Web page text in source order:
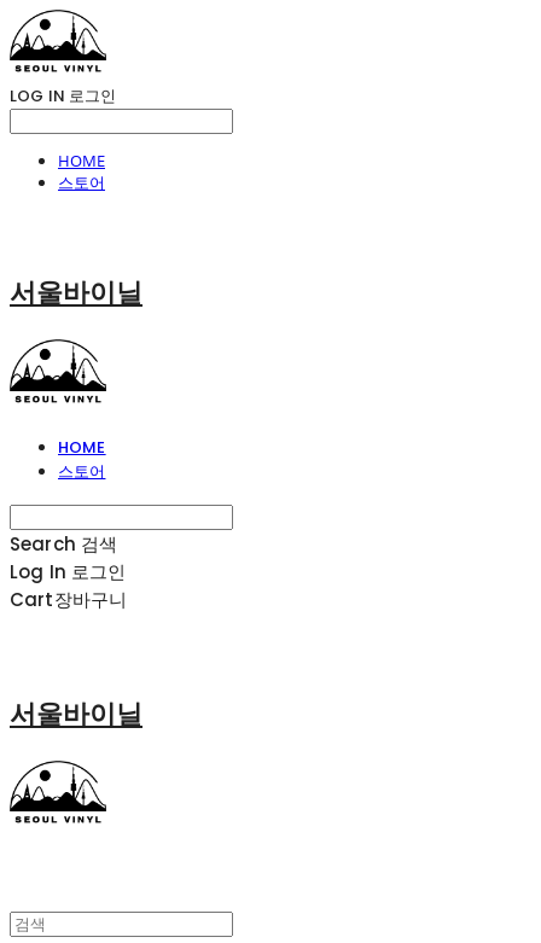
LOG IN 로그인
HOME
스토어
서울바이닐
HOME
스토어
Search 검색
Log In 로그인
Cart장바구니
서울바이닐